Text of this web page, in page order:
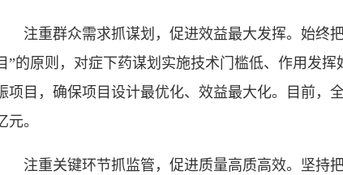
注重群众需求抓谋划，促进效益最大发挥。始终把
”的原则，对症下药谋划实施技术门槛低、作用发
项目，确保项目设计最优化、效益最大化。目前，
元。
注重关键环节抓监管，促进质量高质高效。坚持把